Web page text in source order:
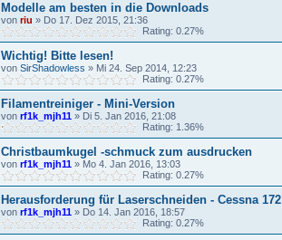
Modelle am besten in die Downloads
von riu » Do 17. Dez 2015, 21:36
Rating: 0.27%
Wichtig! Bitte lesen!
von SirShadowless » Mi 24. Sep 2014, 12:23
Rating: 0.27%
Filamentreiniger - Mini-Version
von rf1k_mjh11 » Di 5. Jan 2016, 21:08
Rating: 1.36%
Christbaumkugel -schmuck zum ausdrucken
von rf1k_mjh11 » Mo 4. Jan 2016, 13:03
Rating: 0.27%
Herausforderung für Laserschneiden - Cessna 172
von rf1k_mjh11 » Do 14. Jan 2016, 18:57
Rating: 0.27%